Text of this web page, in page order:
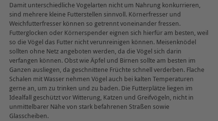
Damit unterschiedliche Vogelarten nicht um Nahrung konkurrieren,
sind mehrere kleine Futterstellen sinnvoll. Körnerfresser und
Weichfutterfresser können so getrennt voneinander fressen.
Futterglocken oder Körnerspender eignen sich hierfür am besten, weil
so die Vögel das Futter nicht verunreinigen können. Meisenknödel
sollten ohne Netz angeboten werden, da die Vögel sich darin
verfangen können. Obst wie Äpfel und Birnen sollte am besten im
Ganzen ausliegen, da geschnittene Früchte schnell verderben. Flache
Schalen mit Wasser nehmen Vögel auch bei kalten Temperaturen
gerne an, um zu trinken und zu baden. Die Futterplätze liegen im
Idealfall geschützt vor Witterung, Katzen und Greifvögeln, nicht in
unmittelbarer Nähe von stark befahrenen Straßen sowie
Glasscheiben.